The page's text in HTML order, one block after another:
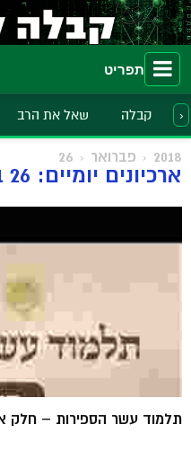
תפריט
קבלה שאל את הרב ›
2018 פברואר 26
ארכיונים יומיים: 26 בפברואר 2018
תלמוד עשר הספירות – חלק א׳ –